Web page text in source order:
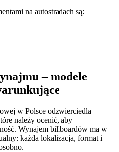
na autostradach są:
– modele
w Polsce odzwierciedla
należy ocenić, aby
Wynajem billboardów ma w
każda lokalizacja, format i